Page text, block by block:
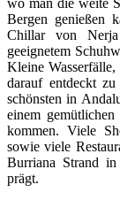
wo man die weite
Bergen genießen
Chillar von
geeignetem
Kleine Wasserfälle,
darauf entdeckt
schönsten in
einem
kommen. Viele
sowie viele
Burriana Strand
prägt.